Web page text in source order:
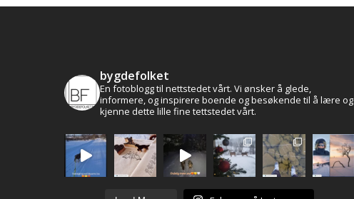
bygdefolket
En fotoblogg til nettstedet vårt. Vi ønsker å glede,
informere, og inspirere boende og besøkende til å lære og
kjenne dette lille fine tettstedet vårt.